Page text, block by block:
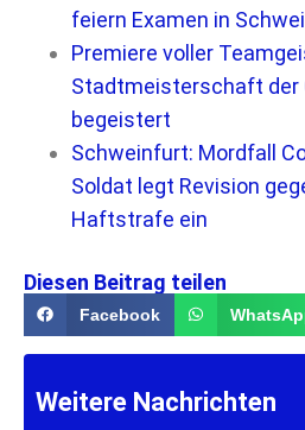
feiern Examen in
Premiere voller
Stadtmeisterschaft der
begeistert
Schweinfurt: Mordfall
Soldat legt Revision
Haftstrafe ein
Diesen Beitrag teilen
Facebook
Weitere Nachrichten